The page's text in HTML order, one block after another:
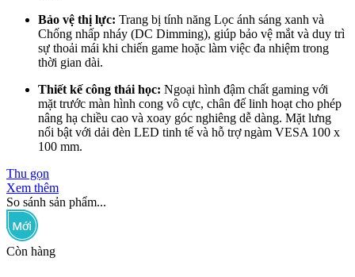
Bảo vệ thị lực: Trang bị tính năng Lọc ánh sáng xanh và
Chống nhấp nháy (DC Dimming), giúp bảo vệ mắt và duy trì
sự thoải mái khi chiến game hoặc làm việc đa nhiệm trong
thời gian dài.
Thiết kế công thái học: Ngoại hình đậm chất gaming với
mặt trước màn hình cong vô cực, chân đế linh hoạt cho phép
nâng hạ chiều cao và xoay góc nghiêng dễ dàng. Mặt lưng
nổi bật với dải đèn LED tinh tế và hỗ trợ ngàm VESA 100 x
100 mm.
Thu gọn
Xem thêm
So sánh sản phẩm...
Còn hàng